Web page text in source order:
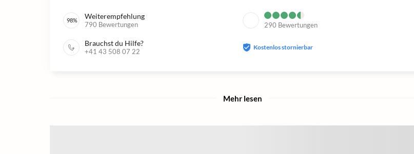
98% Weiterempfehlung
790 Bewertungen 290 Bewertungen
Brauchst du Hilfe?
+41 43 508 07 22
Kostenlos stornierbar
Mehr lesen